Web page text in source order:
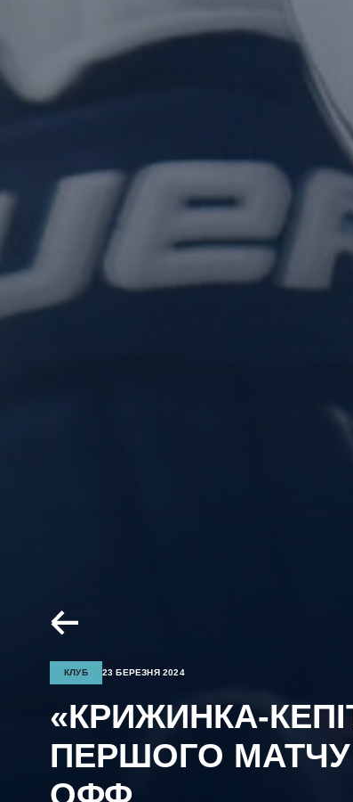
КЛУБ 23 БЕРЕЗНЯ 2024
«КРИЖИНКА-
ПЕРШОГО МАТЧУ